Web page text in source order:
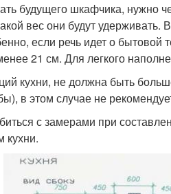
будущего шкафчика, нужно
вес они будут
если речь идет о
21 см. Для легкого
кухни, не должна быть
в этом случае не
с замерами при
кухни.